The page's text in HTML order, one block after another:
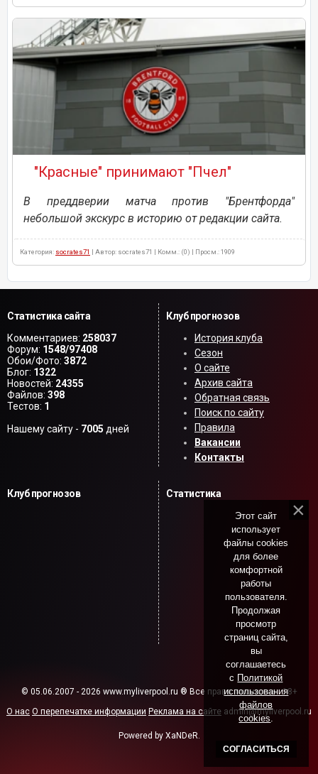
"Красные" принимают "Пчел"
В преддверии матча против "Брентфорда"
небольшой экскурс в историю от редакции сайта.
Категория: socrates71 | Автор: socrates71 | Комм.: (0) | Просм.: 1909
Статистика сайта
Комментариев: 258037
Форум: 1548/97408
Обои/Фото: 3872
Блог: 1322
Новостей: 24355
Файлов: 398
Тестов: 1
Нашему сайту - 7005 дней
Клуб прогнозов
История клуба
Сезон
О сайте
Архив сайта
Обратная связь
Поиск по сайту
Правила
Вакансии
Контакты
Клуб прогнозов Статистика
© 05.06.2007 - 2026 www.myliverpool.ru ® Все права защищены. 18+
О нас О перепечатке информации Реклама на сайте admin@myliverpool.ru
Powered by XaNDeR.
Этот сайт
использует
файлы cookies
для более
комфортной
работы
пользователя.
Продолжая
просмотр
страниц сайта,
вы
соглашаетесь
с Политикой
использования
файлов
cookies
СОГЛАСИТЬСЯ